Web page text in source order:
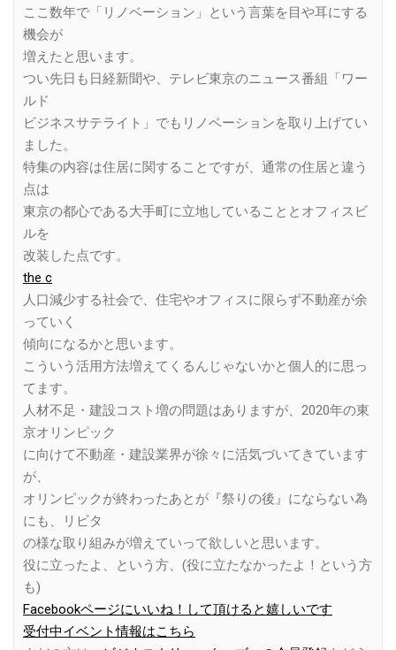
ここ数年で「リノベーション」という言葉を目や耳にする
機会が
増えたと思います。
つい先日も日経新聞や、テレビ東京のニュース番組「ワー
ルド
ビジネスサテライト」でもリノベーションを取り上げてい
ました。
特集の内容は住居に関することですが、通常の住居と違う
点は
東京の都心である大手町に立地していることとオフィスビ
ルを
改装した点です。
the c
人口減少する社会で、住宅やオフィスに限らず不動産が余
っていく
傾向になるかと思います。
こういう活用方法増えてくるんじゃないかと個人的に思っ
てます。
人材不足・建設コスト増の問題はありますが、2020年の東
京オリンピック
に向けて不動産・建設業界が徐々に活気づいてきています
が、
オリンピックが終わったあとが『祭りの後』にならない為
にも、リビタ
の様な取り組みが増えていって欲しいと思います。
役に立ったよ、という方、(役に立たなかったよ！という方
も)
Facebookページにいいね！して頂けると嬉しいです
受付中イベント情報はこちら